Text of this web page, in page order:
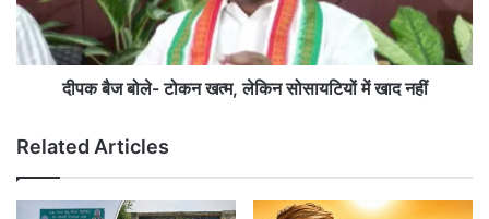
जि
ले
भ
गे
आ
यो
ले
-
टो
त्म
,
ले
दीपक बैज बोले- टोकन खत्म, लेकिन सोसायटियों में खाद नहीं
Related Articles